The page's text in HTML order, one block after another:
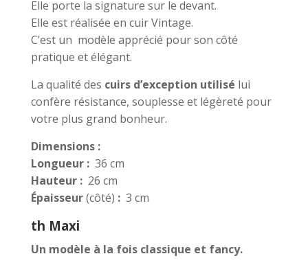
Elle porte la signature sur le devant.
Elle est réalisée en cuir Vintage.
C’est un modèle apprécié pour son côté
pratique et élégant.
La qualité des cuirs d’exception utilisé lui
confère résistance, souplesse et légèreté pour
votre plus grand bonheur.
Dimensions :
Longueur :36 cm
Hauteur :26 cm
Épaisseur(côté) :3 cm
th Maxi
Un modèle à la fois classique et fancy.